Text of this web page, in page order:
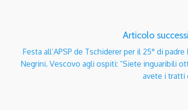
Articolo
Festa all’APSP de Tschiderer per il 25° di padre
Negrini. Vescovo agli ospiti: “Siete inguaribili
avete i tratti